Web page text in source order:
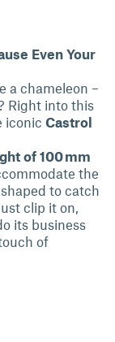
Even Your
a chameleon –
Right into this
iconic Castrol
of 100 mm
the
to catch
clip it on,
its business
of